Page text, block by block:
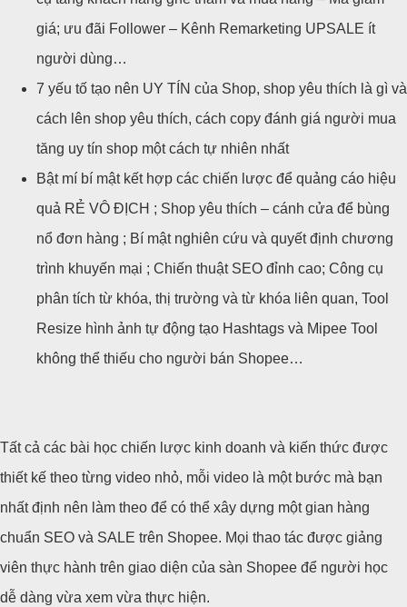
giá; ưu đãi Follower – Kênh Remarketing UPSALE ít
người dùng…
7 yếu tố tạo nên UY TÍN của Shop, shop yêu thích là gì và
cách lên shop yêu thích, cách copy đánh giá người mua
tăng uy tín shop một cách tự nhiên nhất
Bật mí bí mật kết hợp các chiến lược để quảng cáo hiệu
quả RẺ VÔ ĐỊCH ; Shop yêu thích – cánh cửa để bùng
nổ đơn hàng ; Bí mật nghiên cứu và quyết định chương
trình khuyến mại ; Chiến thuật SEO đỉnh cao; Công cụ
phân tích từ khóa, thị trường và từ khóa liên quan, Tool
Resize hình ảnh tự động tạo Hashtags và Mipee Tool
không thể thiếu cho người bán Shopee…
Tất cả các bài học chiến lược kinh doanh và kiến thức được
thiết kế theo từng video nhỏ, mỗi video là một bước mà bạn
nhất định nên làm theo để có thể xây dựng một gian hàng
chuẩn SEO và SALE trên Shopee. Mọi thao tác được giảng
viên thực hành trên giao diện của sàn Shopee để người học
dễ dàng vừa xem vừa thực hiện.